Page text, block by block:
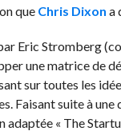
que Chris Dixon a
Eric Stromberg
une matrice de
sur toutes les
Faisant suite à
adaptée « The